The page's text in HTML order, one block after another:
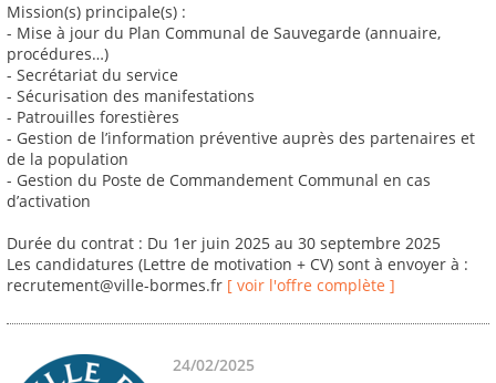
Mission(s) principale(s) :
- Mise à jour du Plan Communal de Sauvegarde (annuaire,
procédures…)
- Secrétariat du service
- Sécurisation des manifestations
- Patrouilles forestières
- Gestion de l’information préventive auprès des partenaires et
de la population
- Gestion du Poste de Commandement Communal en cas
d’activation
Durée du contrat : Du 1er juin 2025 au 30 septembre 2025
Les candidatures (Lettre de motivation + CV) sont à envoyer à :
recrutement@ville-bormes.fr [ voir l'offre complète ]
24/02/2025